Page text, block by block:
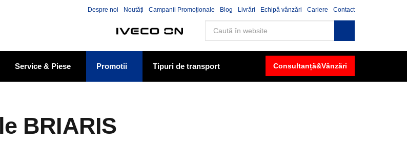
Consultanță&Vânzări
Service & Piese Promotii Tipuri de transport
Despre noi Noutăți Campanii Promoționale Blog Livrări Echipă vânzări Cariere Contact
BRIARIS